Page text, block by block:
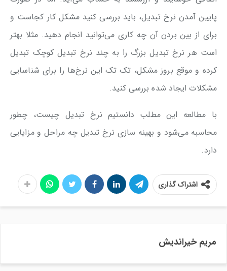
پایین آمدن نرخ تبدیل، باید بررسی کنید مشکل کار کجاست و
برای از بین بردن آن چه کاری می‌توانید انجام دهید. مثلا بهتر
است هر نرخ تبدیل بزرگ را به چند نرخ تبدیل کوچک تبدیل
کرده و موقع بروز مشکل، تک تک این نرخ‌ها را برای شناسایی
مشکلات ایجاد شده بررسی کنید.
با مطالعه این مطلب دانستیم نرخ تبدیل چیست، چطور
محاسبه می‌شود و بهینه سازی نرخ تبدیل چه مراحل و مزایایی
دارد.
اشتراک گذاری
مریم خیراندیش